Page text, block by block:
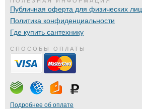
Публичная оферта для физических лиц
Политика конфиденциальности
Где купить сантехнику
СПОСОБЫ ОПЛАТЫ
Подробнее об оплате